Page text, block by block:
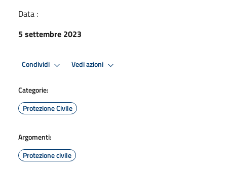
Data :
5 settembre 2023
Condividi Vedi azioni
Categorie:
Protezione Civile
Argomenti:
Protezione civile